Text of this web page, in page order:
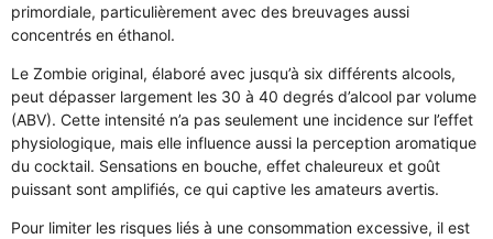
primordiale, particulièrement avec des breuvages aussi
concentrés en éthanol.
Le Zombie original, élaboré avec jusqu’à six différents alcools,
peut dépasser largement les 30 à 40 degrés d’alcool par volume
(ABV). Cette intensité n’a pas seulement une incidence sur l’effet
physiologique, mais elle influence aussi la perception aromatique
du cocktail. Sensations en bouche, effet chaleureux et goût
puissant sont amplifiés, ce qui captive les amateurs avertis.
Pour limiter les risques liés à une consommation excessive, il est